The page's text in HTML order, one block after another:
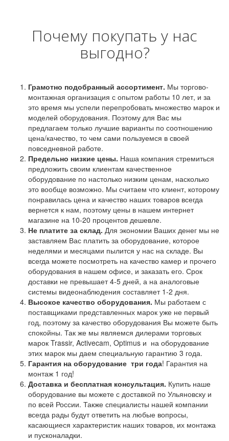
Почему покупать у нас
выгодно?
Грамотно подобранный ассортимент. Мы торгово-
монтажная организация с опытом работы 10 лет, и за
это время мы успели перепробовать множество марок и
моделей оборудования. Поэтому для Вас мы
предлагаем только лучшие варианты по соотношению
цена/качество, то чем сами пользуемся в своей
повседневной работе.
Предельно низкие цены. Наша компания стремиться
предложить своим клиентам качественное
оборудование по настолько низким ценам, насколько
это вообще возможно. Мы считаем что клиент, которому
понравилась цена и качество наших товаров всегда
вернется к нам, поэтому цены в нашем интернет
магазине на 10-20 процентов дешевле.
Не платите за склад. Для экономии Ваших денег мы не
заставляем Вас платить за оборудование, которое
неделями и месяцами пылится у нас на складе. Вы
всегда можете посмотреть на качество камер и прочего
оборудования в нашем офисе, и заказать его. Срок
доставки не превышает 4-5 дней, а на аналоговые
системы видеонаблюдения составляет 1-2 дня.
Высокое качество оборудования. Мы работаем с
поставщиками представленных марок уже не первый
год, поэтому за качество оборудования Вы можете быть
спокойны. Так же мы являемся дилерами торговых
марок Trassir, Activecam, Optimus и на оборудование
этих марок мы даем специальную гарантию 3 года.
Гарантия на оборудование три года! Гарантия на
монтаж 1 год!
Доставка и бесплатная консультация. Купить наше
оборудование вы можете с доставкой по Ульяновску и
по всей России. Также специалисты нашей компании
всегда рады будут ответить на любые вопросы,
касающиеся характеристик наших товаров, их монтажа
и пусконаладки.